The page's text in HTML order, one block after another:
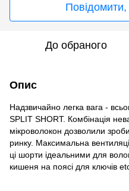
Повідомити,
До обраного
Опис
Надзвичайно легка вага -
SPLIT SHORT. Комбінація
мікроволокон дозволили
ринку. Максимальна
ці шорти ідеальними для
кишеня на поясі для ключів